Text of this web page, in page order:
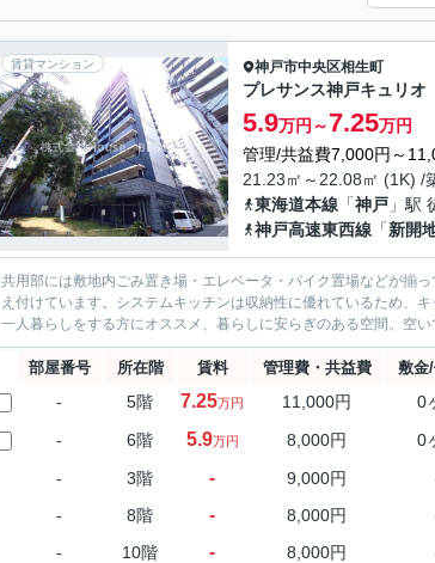
賃貸マンション 神戸市中央区相生町
プレサンス神戸キュリオ
5.9万円～7.25万円
管理/共益費7,000円～
21.23㎡～22.08㎡ (1K) /
東海道本線 「神戸 」駅
神戸高速東西線 「新開
共用部には敷地内ごみ置き場・エレベータ・バイク置場などが揃
え付けています。システムキッチンは収納性に優れているため、
一人暮らしをする方にオススメ、暮らしに安らぎのある空間。空
部屋番号 所在階 賃料 管理費・共益費 敷金
- 5階 7.25万円 11,000円 0
- 6階 5.9万円 8,000円 0
- 3階 - 9,000円
- 8階 - 8,000円
- 10階 - 8,000円